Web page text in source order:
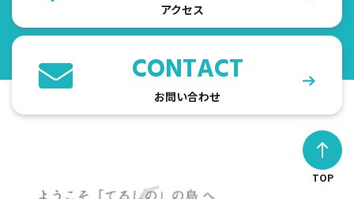
アクセス
CONTACT
お問い合わせ
TOP